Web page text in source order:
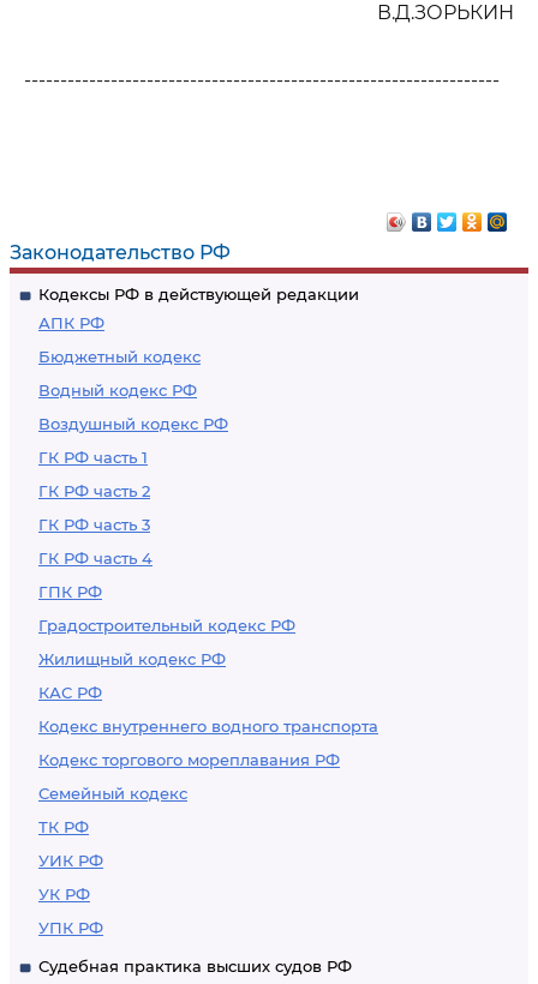
Законодательство РФ
Кодексы РФ в действующей редакции
АПК РФ
Бюджетный кодекс
Водный кодекс РФ
Воздушный кодекс РФ
ГК РФ часть 1
ГК РФ часть 2
ГК РФ часть 3
ГК РФ часть 4
ГПК РФ
Градостроительный кодекс РФ
Жилищный кодекс РФ
КАС РФ
Кодекс внутреннего водного транспорта
Кодекс торгового мореплавания РФ
Семейный кодекс
ТК РФ
УИК РФ
УК РФ
УПК РФ
Судебная практика высших судов РФ
В.Д.ЗОРЬКИН
------------------------------------------------------------------